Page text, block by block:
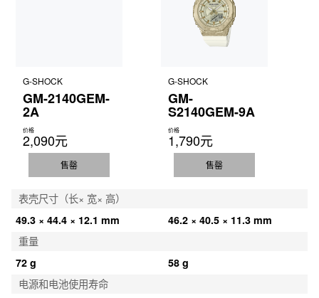
G-SHOCK
GM-2140GEM-
2A
价格
2,090元
售罄
G-SHOCK
GM-
S2140GEM-9A
价格
1,790元
售罄
表壳尺寸（长× 宽× 高）
49.3 × 44.4 × 12.1 mm
46.2 × 40.5 × 11.3 mm
重量
72 g
58 g
电源和电池使用寿命